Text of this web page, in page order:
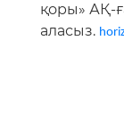
қоры» АҚ-
аласыз.